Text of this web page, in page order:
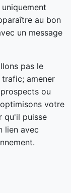
au bon
un message
pas le
amener
ou
votre
qu'il puisse
lien avec